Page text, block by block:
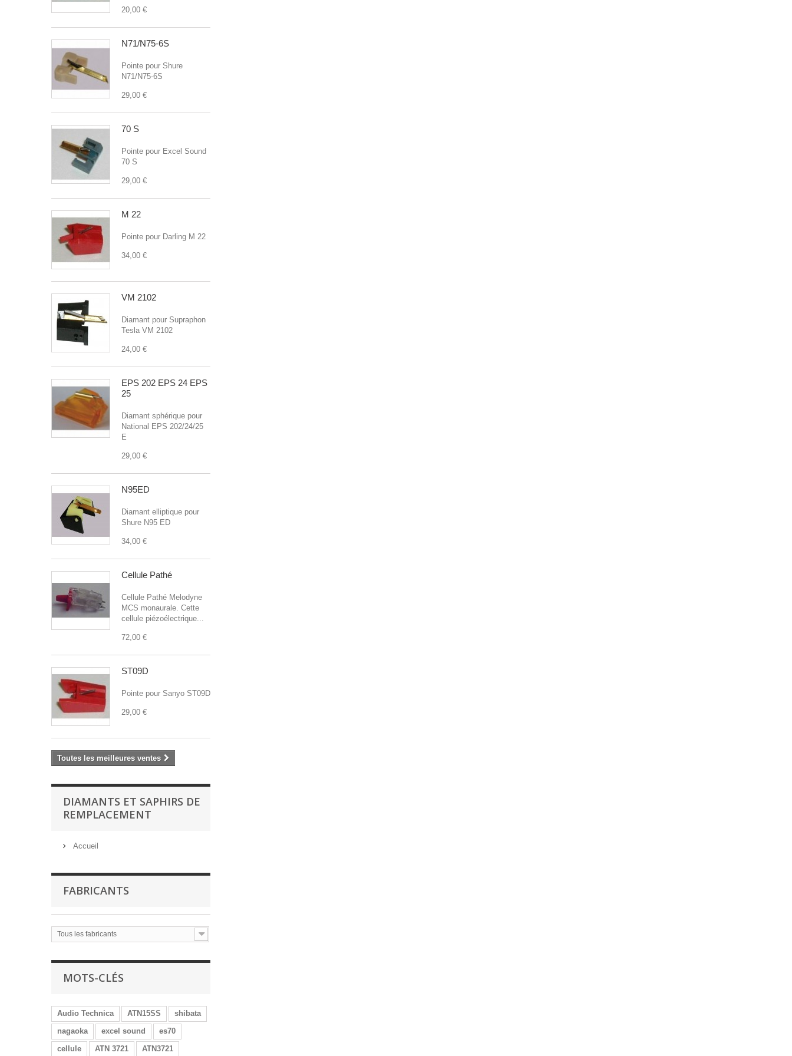
20,00 €
N71/N75-6S
Pointe pour Shure
N71/N75-6S
29,00 €
70 S
Pointe pour Excel Sound
70 S
29,00 €
M 22
Pointe pour Darling M 22
34,00 €
VM 2102
Diamant pour Supraphon
Tesla VM 2102
24,00 €
EPS 202 EPS 24 EPS
25
Diamant sphérique pour
National EPS 202/24/25
E
29,00 €
N95ED
Diamant elliptique pour
Shure N95 ED
34,00 €
Cellule Pathé
Cellule Pathé Melodyne
MCS monaurale. Cette
cellule piézoélectrique...
72,00 €
ST09D
Pointe pour Sanyo ST09D
29,00 €
Toutes les meilleures ventes
DIAMANTS ET SAPHIRS DE
REMPLACEMENT
Accueil
FABRICANTS
Tous les fabricants
MOTS-CLÉS
Audio Technica ATN15SS
shibata
nagaoka
excel sound
es70
cellule
ATN 3721 ATN3721